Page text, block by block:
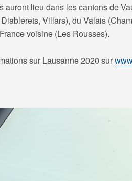
auront lieu dans les cantons de
Villars), du Valais
voisine (Les Rousses).
sur Lausanne 2020 sur